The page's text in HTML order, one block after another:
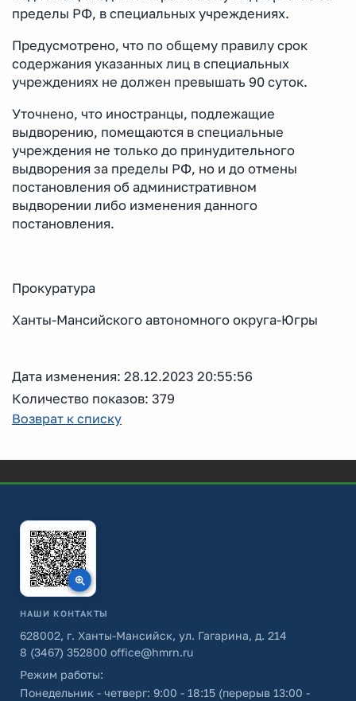
пределы РФ, в специальных учреждениях.
Предусмотрено, что по общему правилу срок
содержания указанных лиц в специальных
учреждениях не должен превышать 90 суток.
Уточнено, что иностранцы, подлежащие
выдворению, помещаются в специальные
учреждения не только до принудительного
выдворения за пределы РФ, но и до отмены
постановления об административном
выдворении либо изменения данного
постановления.
Прокуратура
Ханты-Мансийского автономного округа-Югры
Дата изменения: 28.12.2023 20:55:56
Количество показов: 379
Возврат к списку
НАШИ КОНТАКТЫ
628002, г. Ханты-Мансийск, ул. Гагарина, д. 214
8 (3467) 352800 office@hmrn.ru
Режим работы:
Понедельник - четверг: 9:00 - 18:15 (перерыв 13:00 -